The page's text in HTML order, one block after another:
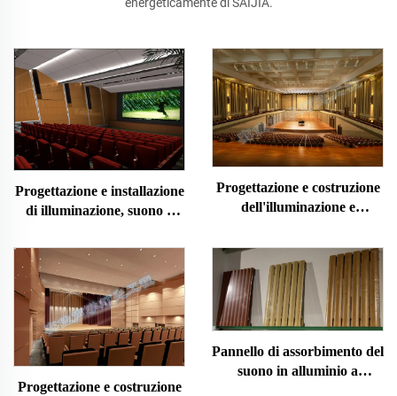
Progettazione e installazione
di illuminazione, suono e
cinema
Progettazione e costruzione
dell'illuminazione e
concerti
Progettazione e costruzione
Pannello di assorbimento del
suono in alluminio a